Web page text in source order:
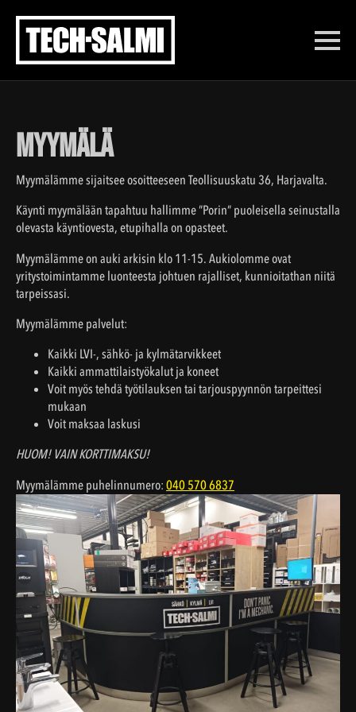
Myymälä
Myymälämme sijaitsee osoitteeseen Teollisuuskatu 36, Harjavalta.
Käynti myymälään tapahtuu hallimme ”Porin” puoleisella seinustalla
olevasta käyntiovesta, etupihalla on opasteet.
Myymälämme on auki arkisin klo 11-15. Aukiolomme ovat
yritystoimintamme luonteesta johtuen rajalliset, kunnioitathan niitä
tarpeissasi.
Myymälämme palvelut:
Kaikki LVI-, sähkö- ja kylmätarvikkeet
Kaikki ammattilaistyökalut ja koneet
Voit myös tehdä työtilauksen tai tarjouspyynnön tarpeittesi
mukaan
Voit maksaa laskusi
HUOM! VAIN KORTTIMAKSU!
Myymälämme puhelinnumero:040 570 6837